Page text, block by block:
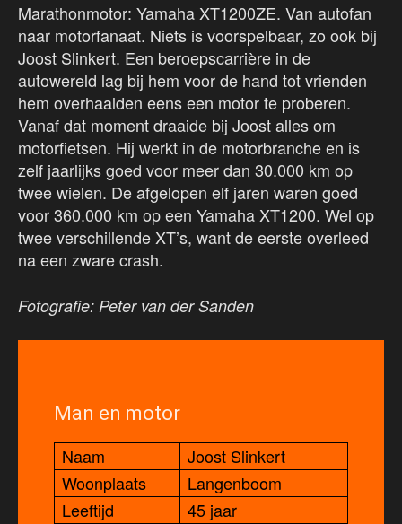
Marathonmotor: Yamaha XT1200ZE. Van autofan
naar motorfanaat. Niets is voorspelbaar, zo ook bij
Joost Slinkert. Een beroepscarrière in de
autowereld lag bij hem voor de hand tot vrienden
hem overhaalden eens een motor te proberen.
Vanaf dat moment draaide bij Joost alles om
motorfietsen. Hij werkt in de motorbranche en is
zelf jaarlijks goed voor meer dan 30.000 km op
twee wielen. De afgelopen elf jaren waren goed
voor 360.000 km op een Yamaha XT1200. Wel op
twee verschillende XT’s, want de eerste overleed
na een zware crash.
Fotografie: Peter van der Sanden
Man en motor
Naam
Joost Slinkert
Woonplaats
Langenboom
Leeftijd
45 jaar